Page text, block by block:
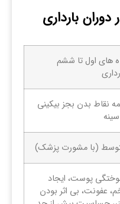
بارداری
های اول تا ششم
نقاط بدن بجز بیکینی
(با مشورت پزشک)
پوست، ایجاد
عفونت، بی اثر بودن